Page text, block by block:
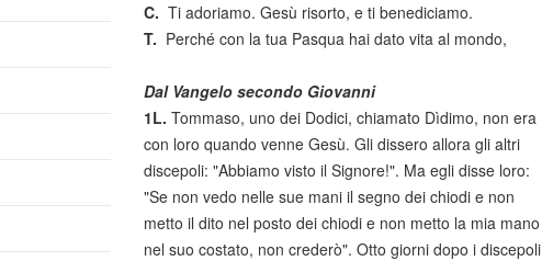
C. Ti adoriamo. Gesù risorto, e ti benediciamo.
T. Perché con la tua Pasqua hai dato vita al mondo,
Dal Vangelo secondo Giovanni
1L. Tommaso, uno dei Dodici, chiamato Dìdimo, non era
con loro quando venne Gesù. Gli dissero allora gli altri
discepoli: "Abbiamo visto il Signore!". Ma egli disse loro:
"Se non vedo nelle sue mani il segno dei chiodi e non
metto il dito nel posto dei chiodi e non metto la mia mano
nel suo costato, non crederò". Otto giorni dopo i discepoli